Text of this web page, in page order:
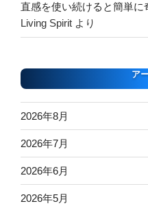
直感を使い続けると簡単に
Living Spirit より
ア
2026年8月
2026年7月
2026年6月
2026年5月